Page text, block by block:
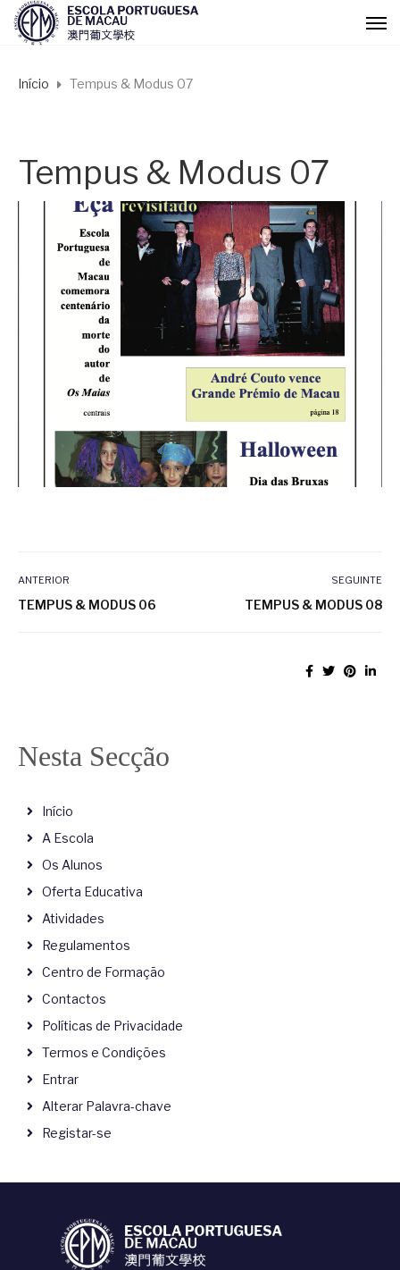
Início Tempus & Modus 07
Tempus & Modus 07
ANTERIOR
TEMPUS & MODUS 06
SEGUINTE
TEMPUS & MODUS 08
Nesta Secção
Início
A Escola
Os Alunos
Oferta Educativa
Atividades
Regulamentos
Centro de Formação
Contactos
Políticas de Privacidade
Termos e Condições
Entrar
Alterar Palavra-chave
Registar-se